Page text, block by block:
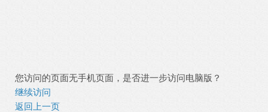
您访问的页面无手机页面，是否进一步访问电脑版？
继续访问
返回上一页